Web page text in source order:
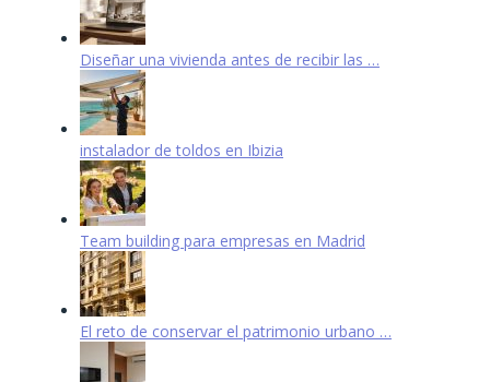
Diseñar una vivienda antes de recibir las …
instalador de toldos en Ibizia
Team building para empresas en Madrid
El reto de conservar el patrimonio urbano …